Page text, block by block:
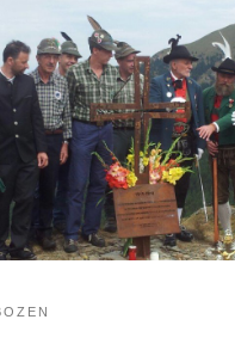
Schützenbünde haben
das Gedenkprojekt „An
gebracht. Die am
Zeremonie am
wurden an
Punkten angebracht. Das
ist es, den Vorläufern
den Tiroler […]